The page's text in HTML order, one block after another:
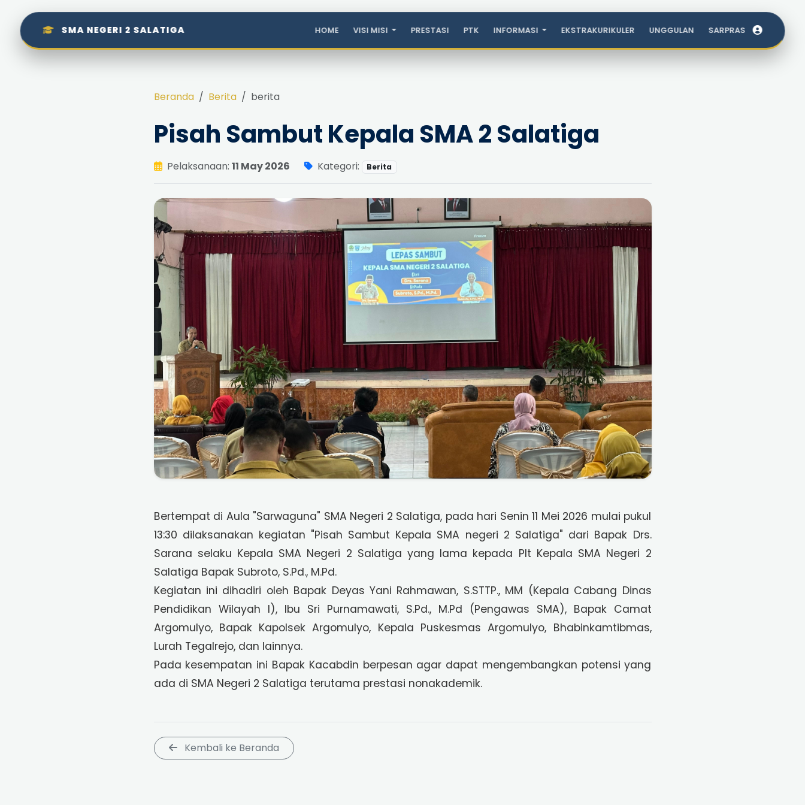
SMA NEGERI 2 SALATIGA HOME VISI MISI PRESTASI PTK INFORMASI EKSTRAKURIKULER UNGGULAN SARPRAS
Beranda Berita berita
Pisah Sambut Kepala SMA 2 Salatiga
Pelaksanaan: 11 May 2026 Kategori: Berita
Bertempat di Aula "Sarwaguna" SMA Negeri 2 Salatiga, pada hari Senin 11 Mei 2026 mulai pukul
13:30 dilaksanakan kegiatan "Pisah Sambut Kepala SMA negeri 2 Salatiga" dari Bapak Drs.
Sarana selaku Kepala SMA Negeri 2 Salatiga yang lama kepada Plt Kepala SMA Negeri 2
Salatiga Bapak Subroto, S.Pd., M.Pd.
Kegiatan ini dihadiri oleh Bapak Deyas Yani Rahmawan, S.STTP., MM (Kepala Cabang Dinas
Pendidikan Wilayah I), Ibu Sri Purnamawati, S.Pd., M.Pd (Pengawas SMA), Bapak Camat
Argomulyo, Bapak Kapolsek Argomulyo, Kepala Puskesmas Argomulyo, Bhabinkamtibmas,
Lurah Tegalrejo, dan lainnya.
Pada kesempatan ini Bapak Kacabdin berpesan agar dapat mengembangkan potensi yang
ada di SMA Negeri 2 Salatiga terutama prestasi nonakademik.
Kembali ke Beranda